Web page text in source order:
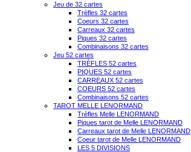
Jeu de 32 cartes
Trèfles 32 cartes
Coeurs 32 cartes
Carreaux 32 cartes
Piques 32 cartes
Combinaisons 32 cartes
Jeu 52 cartes
TRÈFLES 52 cartes
PIQUES 52 cartes
CARREAUX 52 cartes
COEURS 52 cartes
Combinaisons 52 cartes
TAROT MELLE LENORMAND
Trèfles Melle LENORMAND
Piques tarot de Melle LENORMAND
Carreaux tarot de Melle LENORMAND
Coeur tarot de Melle LENORMAND
LES 5 DIVISIONS